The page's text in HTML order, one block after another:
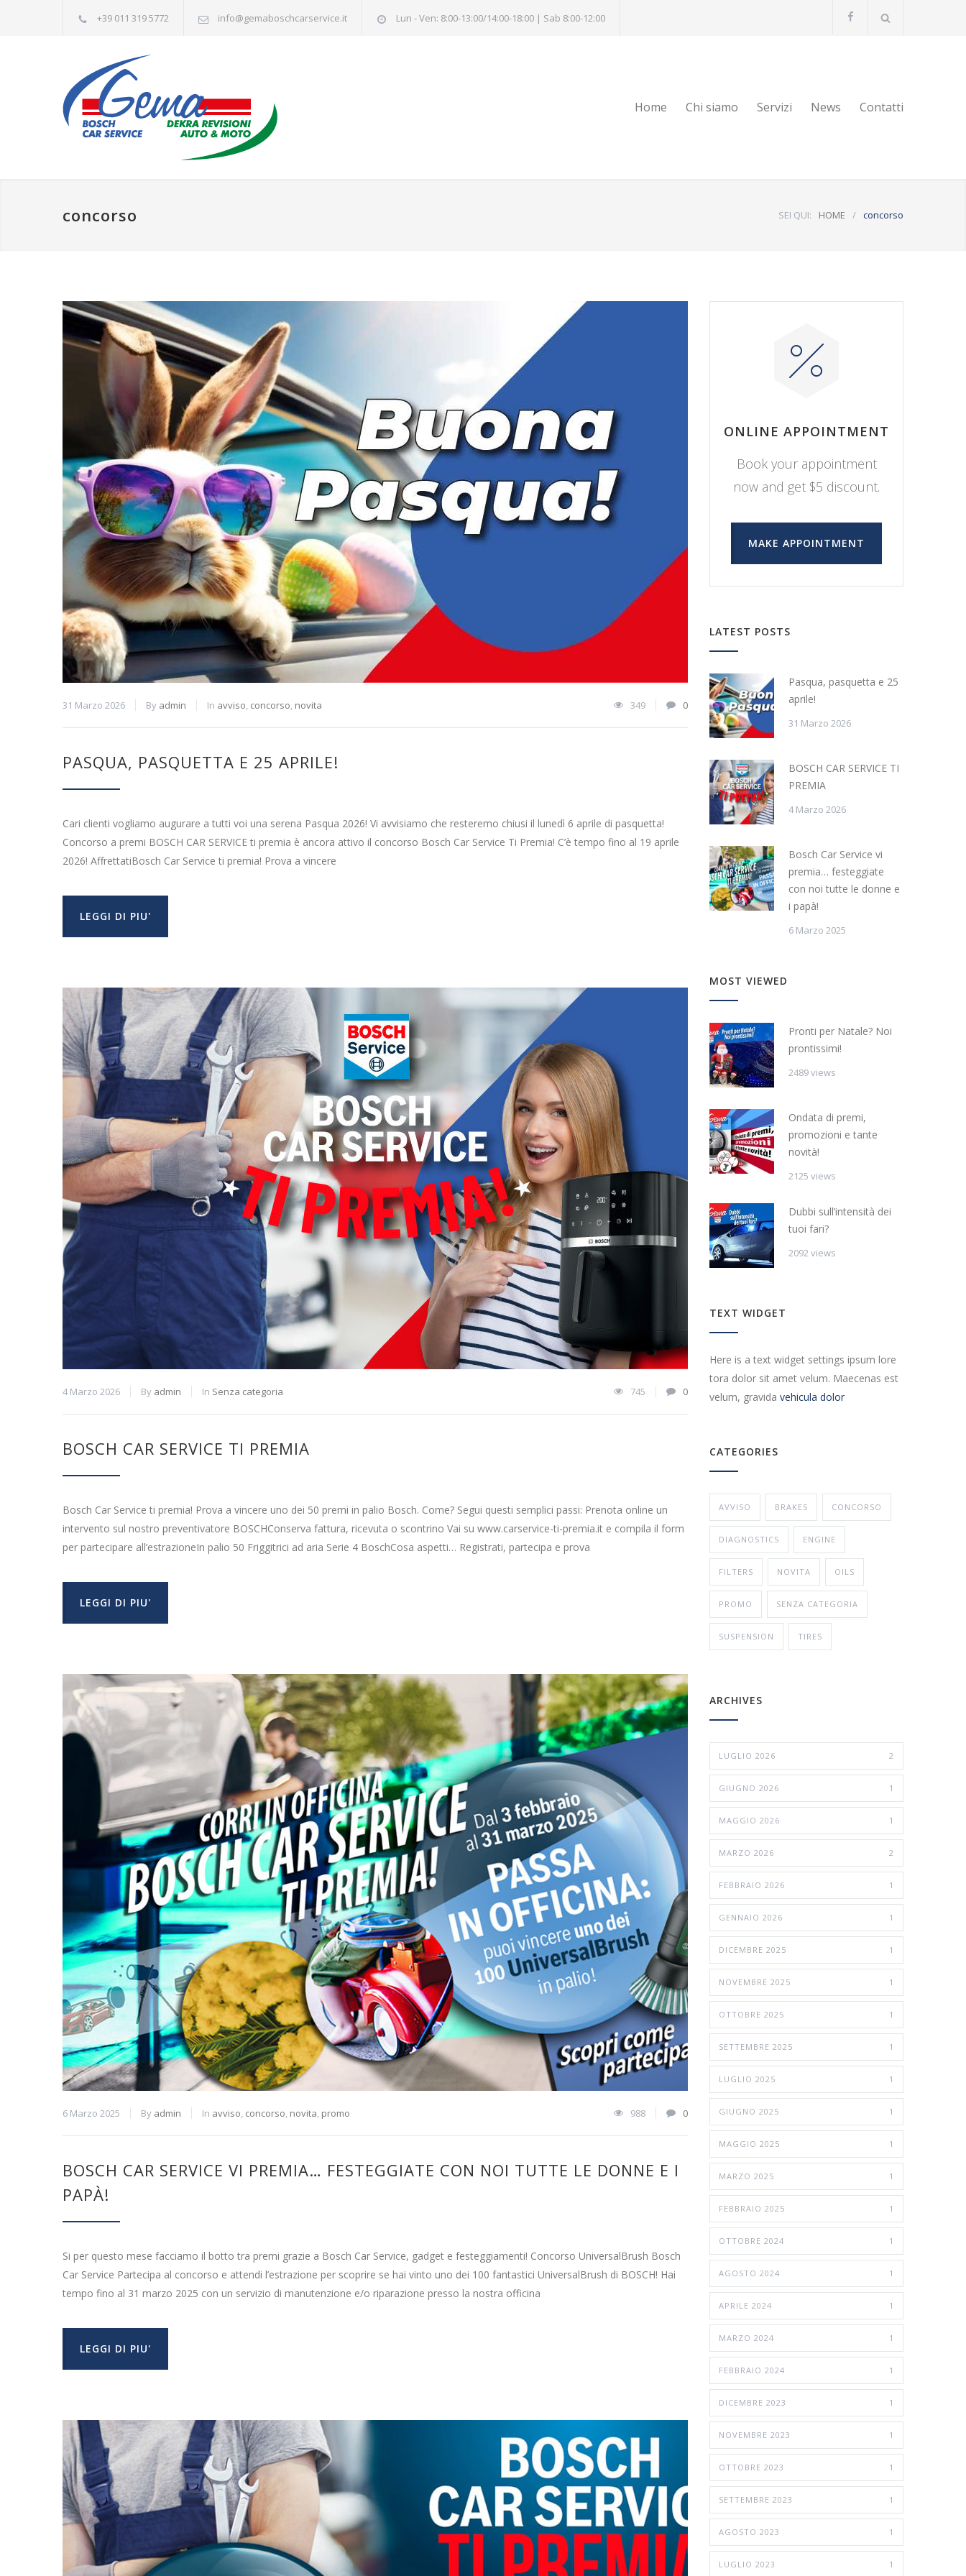
+39 011 319 5772 info@gemaboschcarservice.it Lun - Ven: 8:00-13:00/14:00-18:00 | Sab 8:00-12:00
Home Chi siamo Servizi News Contatti
concorso SEI QUI: HOME / concorso
31 Marzo 2026 By admin In avviso, concorso, novita 349 0
PASQUA, PASQUETTA E 25 APRILE!
Cari clienti vogliamo augurare a tutti voi una serena Pasqua 2026! Vi avvisiamo che resteremo chiusi il lunedì 6 aprile di pasquetta!
Concorso a premi BOSCH CAR SERVICE ti premia è ancora attivo il concorso Bosch Car Service Ti Premia! C’è tempo fino al 19 aprile
2026! AffrettatiBosch Car Service ti premia! Prova a vincere
LEGGI DI PIU'
4 Marzo 2026 By admin In Senza categoria 745 0
BOSCH CAR SERVICE TI PREMIA
Bosch Car Service ti premia! Prova a vincere uno dei 50 premi in palio Bosch. Come? Segui questi semplici passi: Prenota online un
intervento sul nostro preventivatore BOSCHConserva fattura, ricevuta o scontrino Vai su www.carservice-ti-premia.it e compila il form
per partecipare all’estrazioneIn palio 50 Friggitrici ad aria Serie 4 BoschCosa aspetti… Registrati, partecipa e prova
LEGGI DI PIU'
6 Marzo 2025 By admin In avviso, concorso, novita, promo 988 0
BOSCH CAR SERVICE VI PREMIA… FESTEGGIATE CON NOI TUTTE LE DONNE E I
PAPÀ!
Si per questo mese facciamo il botto tra premi grazie a Bosch Car Service, gadget e festeggiamenti! Concorso UniversalBrush Bosch
Car Service Partecipa al concorso e attendi l’estrazione per scoprire se hai vinto uno dei 100 fantastici UniversalBrush di BOSCH! Hai
tempo fino al 31 marzo 2025 con un servizio di manutenzione e/o riparazione presso la nostra officina
LEGGI DI PIU'
ONLINE APPOINTMENT
Book your appointment
now and get $5 discount.
MAKE APPOINTMENT
LATEST POSTS
Pasqua, pasquetta e 25
aprile!
31 Marzo 2026
BOSCH CAR SERVICE TI
PREMIA
4 Marzo 2026
Bosch Car Service vi
premia… festeggiate
con noi tutte le donne e
i papà!
6 Marzo 2025
MOST VIEWED
Pronti per Natale? Noi
prontissimi!
2489 views
Ondata di premi,
promozioni e tante
novità!
2125 views
Dubbi sull’intensità dei
tuoi fari?
2092 views
TEXT WIDGET
Here is a text widget settings ipsum lore
tora dolor sit amet velum. Maecenas est
velum, gravida vehicula dolor
CATEGORIES
AVVISO BRAKES CONCORSO
DIAGNOSTICS ENGINE
FILTERS NOVITA OILS
PROMO SENZA CATEGORIA
SUSPENSION TIRES
ARCHIVES
LUGLIO 2026 2
GIUGNO 2026 1
MAGGIO 2026 1
MARZO 2026 2
FEBBRAIO 2026 1
GENNAIO 2026 1
DICEMBRE 2025 1
NOVEMBRE 2025 1
OTTOBRE 2025 1
SETTEMBRE 2025 1
LUGLIO 2025 1
GIUGNO 2025 1
MAGGIO 2025 1
MARZO 2025 1
FEBBRAIO 2025 1
OTTOBRE 2024 1
AGOSTO 2024 1
APRILE 2024 1
MARZO 2024 1
FEBBRAIO 2024 1
DICEMBRE 2023 1
NOVEMBRE 2023 1
OTTOBRE 2023 1
SETTEMBRE 2023 1
AGOSTO 2023 1
LUGLIO 2023 1